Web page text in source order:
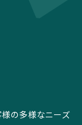
様の多様なニーズ